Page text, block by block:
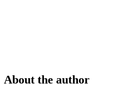
About the author